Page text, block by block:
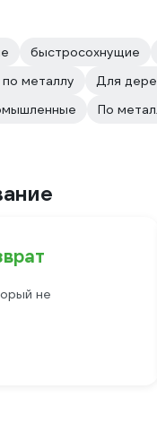
быстросохнущие
металлу Для
По
не